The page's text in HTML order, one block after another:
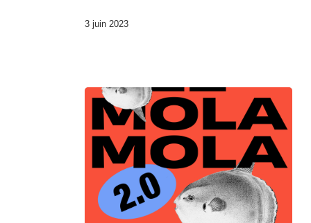
3 juin 2023